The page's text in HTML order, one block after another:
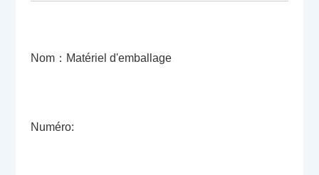
Nom：Matériel d'emballage
Numéro: